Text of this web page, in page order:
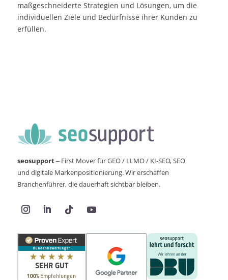
maßgeschneiderte Strategien und Lösungen, um die
individuellen Ziele und Bedürfnisse ihrer Kunden zu
erfüllen.
seosupport– First Mover für GEO / LLMO / KI-SEO, SEO
und digitale Markenpositionierung. Wir erschaffen
Branchenführer, die dauerhaft sichtbar bleiben.